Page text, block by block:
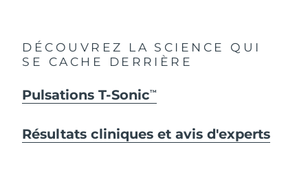
DÉCOUVREZ LA SCIENCE QUI
SE CACHE DERRIÈRE
Pulsations T-SonicTM
Résultats cliniques et avis d'experts